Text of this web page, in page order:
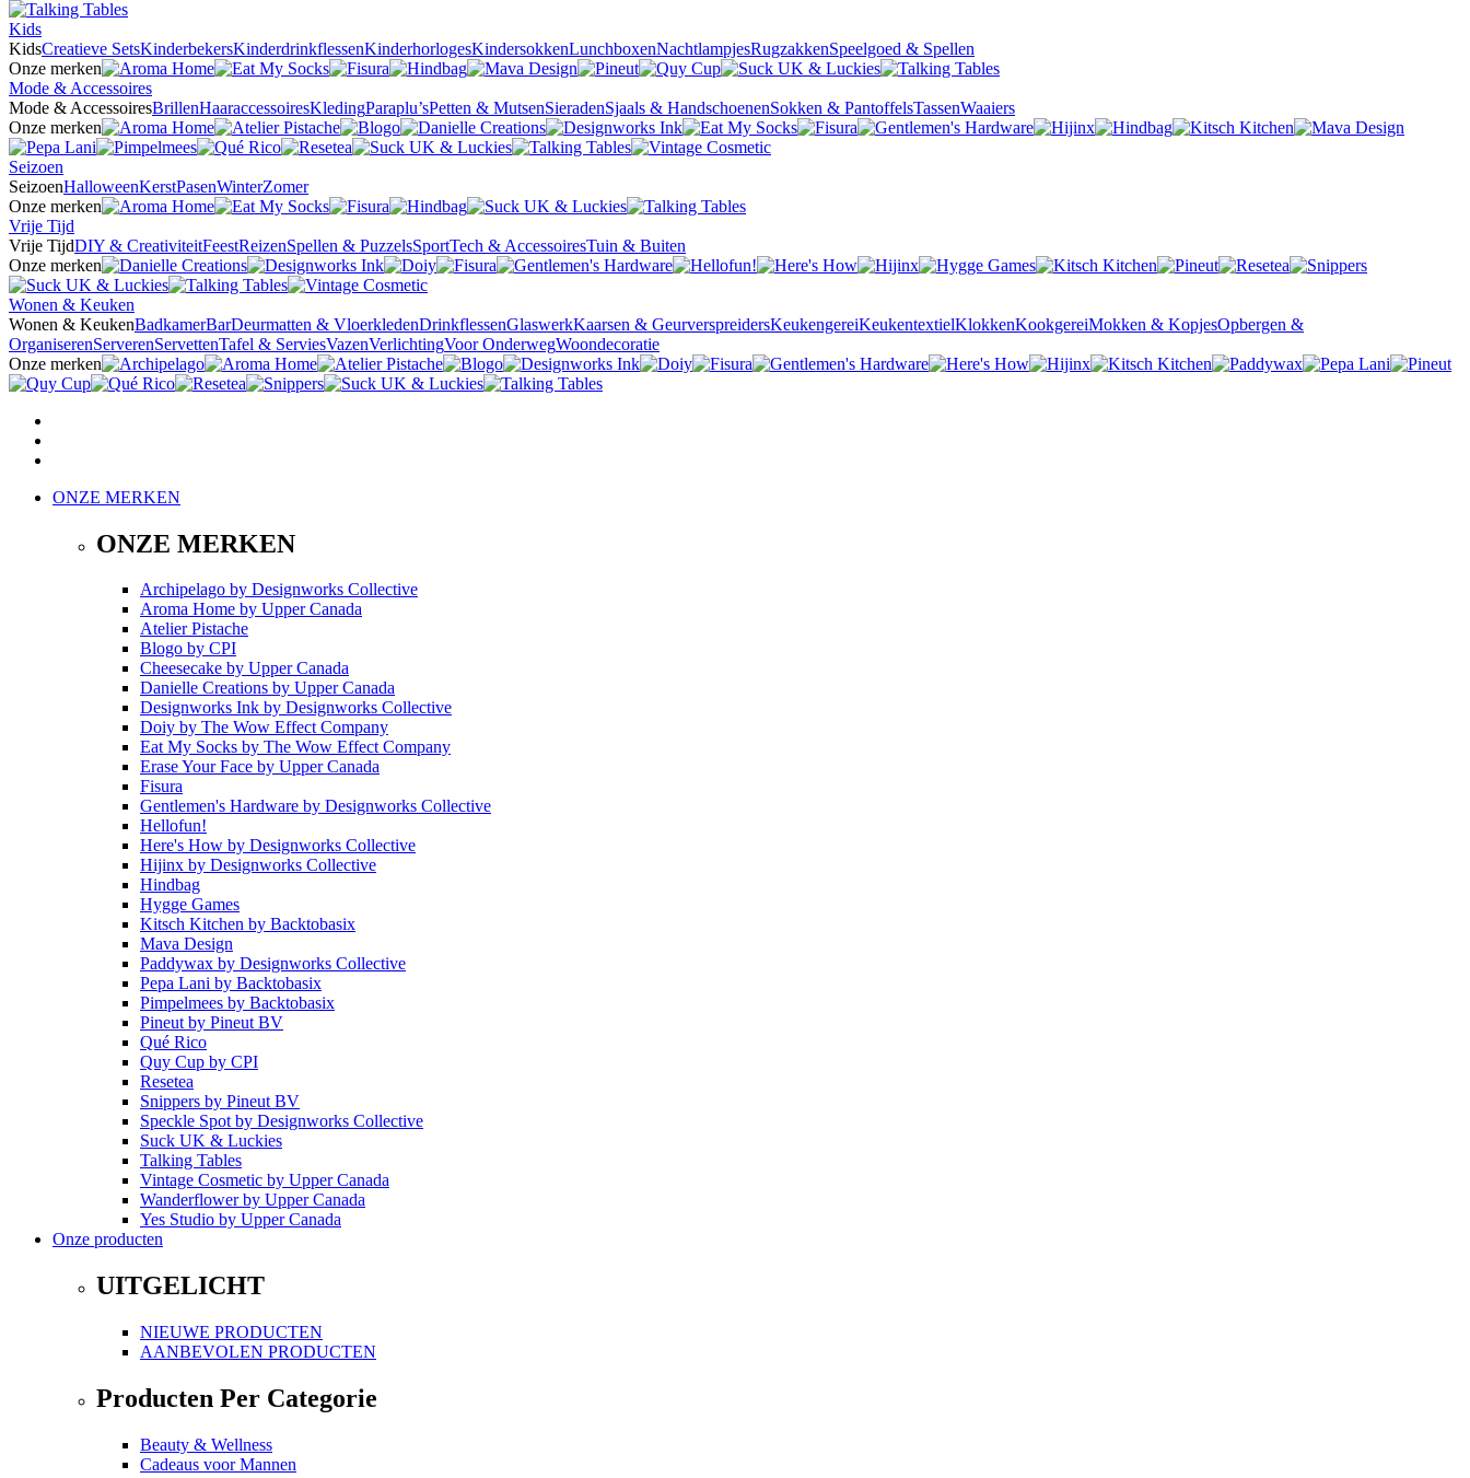
Kids
KidsCreatieve SetsKinderbekersKinderdrinkflessenKinderhorlogesKindersokkenLunchboxenNachtlampjesRugzakkenSpeelgoed & Spellen
Onze merken
Mode & Accessoires
Mode & AccessoiresBrillenHaaraccessoiresKledingParaplu’sPetten & MutsenSieradenSjaals & HandschoenenSokken & PantoffelsTassenWaaiers
Onze merken
Seizoen
SeizoenHalloweenKerstPasenWinterZomer
Onze merken
Vrije Tijd
Vrije TijdDIY & CreativiteitFeestReizenSpellen & PuzzelsSportTech & AccessoiresTuin & Buiten
Onze merken
Wonen & Keuken
Wonen & KeukenBadkamerBarDeurmatten & VloerkledenDrinkflessenGlaswerkKaarsen & GeurverspreidersKeukengereiKeukentextielKlokkenKookgereiMokken & KopjesOpbergen &
OrganiserenServerenServettenTafel & ServiesVazenVerlichtingVoor OnderwegWoondecoratie
Onze merken
ONZE MERKEN
ONZE MERKEN
Archipelago by Designworks Collective
Aroma Home by Upper Canada
Atelier Pistache
Blogo by CPI
Cheesecake by Upper Canada
Danielle Creations by Upper Canada
Designworks Ink by Designworks Collective
Doiy by The Wow Effect Company
Eat My Socks by The Wow Effect Company
Erase Your Face by Upper Canada
Fisura
Gentlemen's Hardware by Designworks Collective
Hellofun!
Here's How by Designworks Collective
Hijinx by Designworks Collective
Hindbag
Hygge Games
Kitsch Kitchen by Backtobasix
Mava Design
Paddywax by Designworks Collective
Pepa Lani by Backtobasix
Pimpelmees by Backtobasix
Pineutby Pineut BV
Qué Rico
Quy Cup by CPI
Resetea
Snippers by Pineut BV
Speckle Spotby Designworks Collective
Suck UK & Luckies
Talking Tables
Vintage Cosmetic by Upper Canada
Wanderflowerby Upper Canada
Yes Studio by Upper Canada
Onze producten
UITGELICHT
NIEUWE PRODUCTEN
AANBEVOLEN PRODUCTEN
Producten Per Categorie
Beauty & Wellness
Cadeaus voor Mannen